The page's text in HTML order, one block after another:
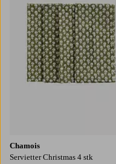
Chamois
Servietter Christmas 4 stk